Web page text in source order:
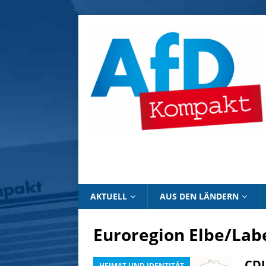
AKTUELL AUS DEN LÄNDERN
Euroregion Elbe/